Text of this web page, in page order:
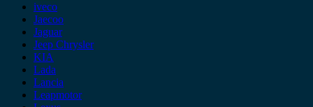
iveco
Jaecoo
Jaguar
Jeep Chrysler
KIA
Lada
Lancia
Leapmotor